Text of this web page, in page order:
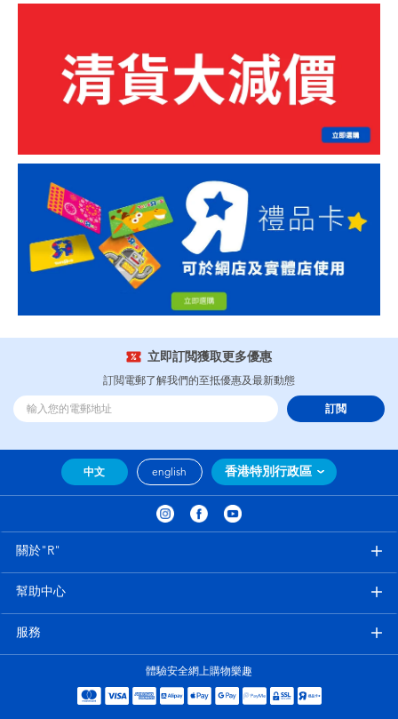
立即訂閲獲取更多優惠
訂閲電郵了解我們的至抵優惠及最新動態
訂閲
中文 english 香港特別行政區
關於"R"
幫助中心
服務
體驗安全網上購物樂趣